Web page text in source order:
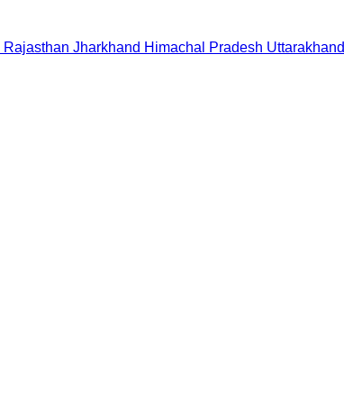
Rajasthan Jharkhand Himachal Pradesh Uttarakhand